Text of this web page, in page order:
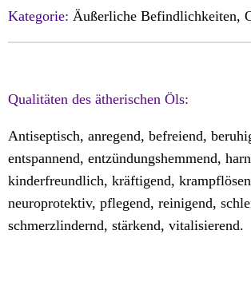
Kategorie: Äußerliche Befindlichkeiten,
Qualitäten des ätherischen Öls:
Antiseptisch, anregend, befreiend,
entspannend, entzündungshemmend,
kinderfreundlich, kräftigend,
neuroprotektiv, pflegend, reinigend,
schmerzlindernd, stärkend, vitalisierend.